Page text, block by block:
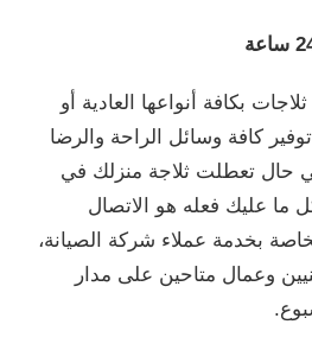
بكافة أنواعها العادية أو
كافة وسائل الراحة والرضا
في حال تعطلت ثلاجة منزلك في
ما عليك فعله هو الاتصال
بخدمة عملاء شركة الصيانة،
وعمال متاحين على مدار